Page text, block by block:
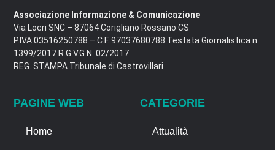
Associazione Informazione & Comunicazione
Via Locri SNC – 87064 Corigliano Rossano CS
P.IVA 03516250788 – C.F. 97037680788 Testata Giornalistica n.
1399/2017 R.G.V.G.N. 02/2017
REG. STAMPA Tribunale di Castrovillari
PAGINE WEB
Home
CATEGORIE
Attualità